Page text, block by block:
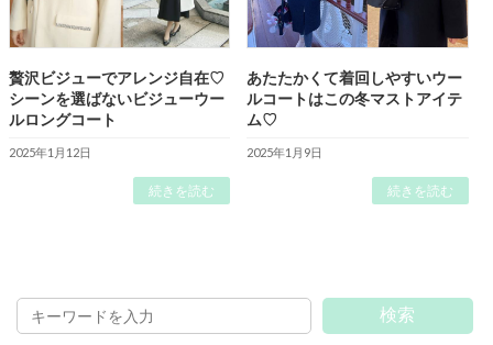
贅沢ビジューでアレンジ自在♡
シーンを選ばないビジューウー
ルロングコート
2025年1月12日
続きを読む
あたたかくて着回しやすいウー
ルコートはこの冬マストアイテ
ム♡
2025年1月9日
続きを読む
検索